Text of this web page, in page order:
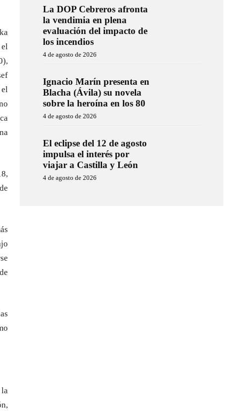
la
La DOP Cebreros afronta
la vendimia en plena
evaluación del impacto de
los incendios
4 de agosto de 2026
Ignacio Marín presenta en
Blacha (Ávila) su novela
sobre la heroína en los 80
4 de agosto de 2026
El eclipse del 12 de agosto
impulsa el interés por
viajar a Castilla y León
4 de agosto de 2026